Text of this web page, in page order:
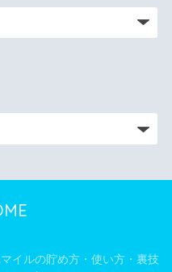
イルの貯め方・使い方・裏技